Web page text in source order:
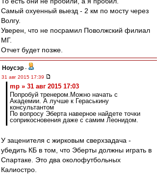
Самый охуенный выезд - 2 км по мосту через
Волгу.
Уверен, что не посрамил Поволжский филиал
МГ.
Отчет будет позже.
Ноусэр -
31 авг 2015 17:39
mp » 31 авг 2015 17:03
Попробуй тренером.Можно начать с
Академии. А лучше к Гераськину
консультантом
По вопросу Эберта наверное найдете точки
соприкосновения даже с самим Леонидом.
У заценителя с жирковым сверхзадача -
убедить КБ в том, что Эберты должны играть в
Спартаке. Это два околофутбольных
Калиостро.